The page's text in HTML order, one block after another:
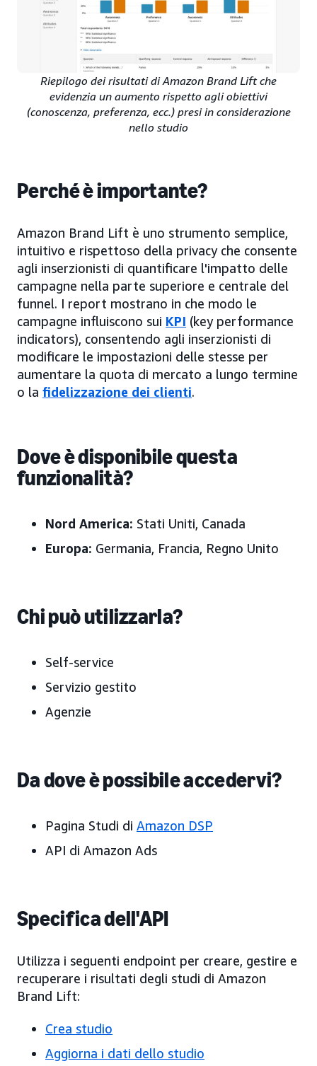
Riepilogo dei risultati di Amazon Brand Lift che
evidenzia un aumento rispetto agli obiettivi
(conoscenza, preferenza, ecc.) presi in considerazione
nello studio
Perché è importante?
Amazon Brand Lift è uno strumento semplice,
intuitivo e rispettoso della privacy che consente
agli inserzionisti di quantificare l'impatto delle
campagne nella parte superiore e centrale del
funnel. I report mostrano in che modo le
campagne influiscono sui KPI (key performance
indicators), consentendo agli inserzionisti di
modificare le impostazioni delle stesse per
aumentare la quota di mercato a lungo termine
o la fidelizzazione dei clienti.
Dove è disponibile questa
funzionalità?
Nord America: Stati Uniti, Canada
Europa: Germania, Francia, Regno Unito
Chi può utilizzarla?
Self-service
Servizio gestito
Agenzie
Da dove è possibile accedervi?
Pagina Studi di Amazon DSP
API di Amazon Ads
Specifica dell'API
Utilizza i seguenti endpoint per creare, gestire e
recuperare i risultati degli studi di Amazon
Brand Lift:
Crea studio
Aggiorna i dati dello studio